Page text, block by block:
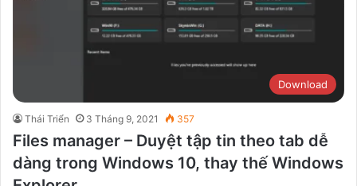
Download
Thái Triển 3 Tháng 9, 2021 357
Files manager – Duyệt tập tin theo tab dễ
dàng trong Windows 10, thay thế Windows